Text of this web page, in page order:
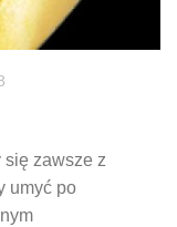
się zawsze z
umyć po